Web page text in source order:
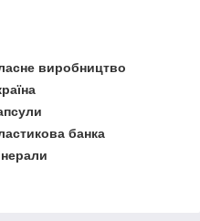
виробництво
банка